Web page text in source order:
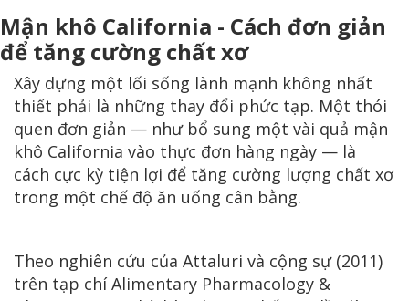
Mận khô California - Cách đơn giản
để tăng cường chất xơ
Xây dựng một lối sống lành mạnh không nhất
thiết phải là những thay đổi phức tạp. Một thói
quen đơn giản — như bổ sung một vài quả mận
khô California vào thực đơn hàng ngày — là
cách cực kỳ tiện lợi để tăng cường lượng chất xơ
trong một chế độ ăn uống cân bằng.
Theo nghiên cứu của Attaluri và cộng sự (2011)
trên tạp chí Alimentary Pharmacology &